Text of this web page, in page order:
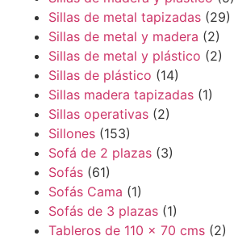
Sillas de metal tapizadas (29)
Sillas de metal y madera (2)
Sillas de metal y plástico (2)
Sillas de plástico (14)
Sillas madera tapizadas (1)
Sillas operativas (2)
Sillones (153)
Sofá de 2 plazas (3)
Sofás (61)
Sofás Cama (1)
Sofás de 3 plazas (1)
Tableros de 110 x 70 cms (2)